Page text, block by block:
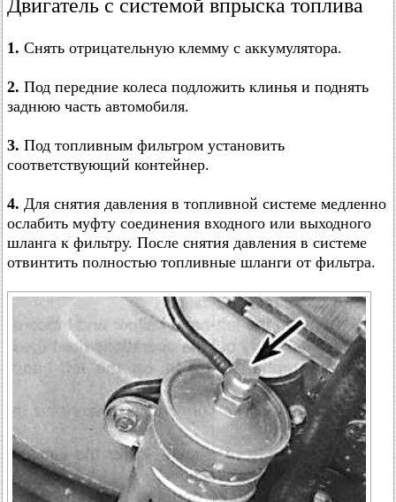
Двигатель с системой впрыска топлива
1. Снять отрицательную клемму с аккумулятора.
2. Под передние колеса подложить клинья и поднять
заднюю часть автомобиля.
3. Под топливным фильтром установить
соответствующий контейнер.
4. Для снятия давления в топливной системе медленно
ослабить муфту соединения входного или выходного
шланга к фильтру. После снятия давления в системе
отвинтить полностью топливные шланги от фильтра.